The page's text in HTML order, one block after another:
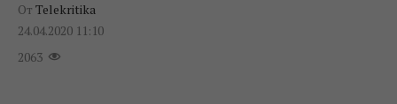
От Telekritika
24.04.2020 11:10
2063